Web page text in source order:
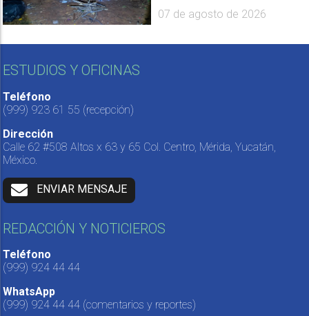
07 de agosto de 2026
ESTUDIOS Y OFICINAS
Teléfono
(999) 923 61 55 (recepción)
Dirección
Calle 62 #508 Altos x 63 y 65 Col. Centro, Mérida, Yucatán,
México.
ENVIAR MENSAJE
REDACCIÓN Y NOTICIEROS
Teléfono
(999) 924 44 44
WhatsApp
(999) 924 44 44 (comentarios y reportes)